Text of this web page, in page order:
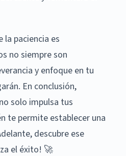
paciencia es
no siempre son
y enfoque en tu
En conclusión,
solo impulsa tus
te permite establecer una
descubre ese
el éxito! 🚀